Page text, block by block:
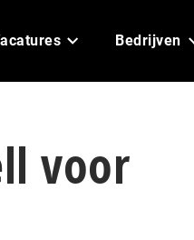
Bedrijven
voor